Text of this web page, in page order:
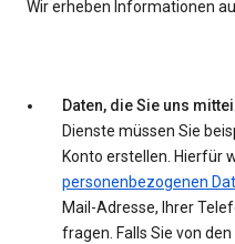
Wir erheben Informationen
Daten, die Sie uns
Dienste müssen Sie
Konto erstellen. Hierfür
personenbezogenen
Mail-Adresse, Ihrer
fragen. Falls Sie von